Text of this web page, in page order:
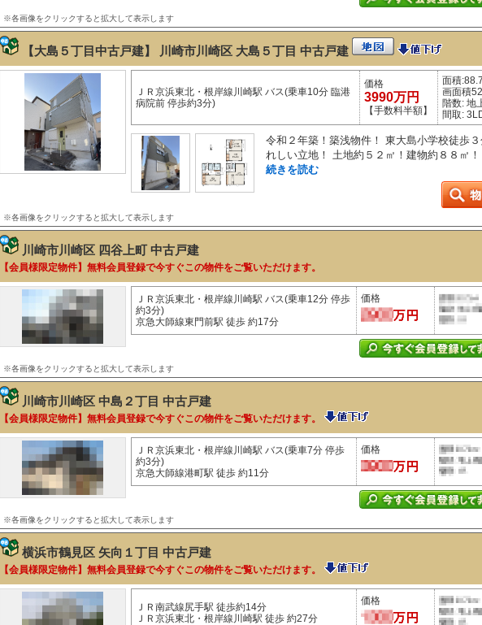
※各画像をクリックすると拡大して表示します
【大島５丁目中古戸建】 川崎市川崎区 大島５丁目 中古戸建
ＪＲ京浜東北・根岸線川崎駅 バス(乗車10分 臨港
病院前 停歩約3分)
価格
3990万円
【手数料半額】
面積
画面積
階数: 地
間取:
令和２年築！築浅物件！ 東大島小学校徒歩
れしい立地！ 土地約５２㎡！建物約８８㎡
続きを読む
※各画像をクリックすると拡大して表示します
川崎市川崎区 四谷上町 中古戸建
【会員様限定物件】無料会員登録で今すぐこの物件をご覧いただけます。
ＪＲ京浜東北・根岸線川崎駅 バス(乗車12分 停歩
約3分)
京急大師線東門前駅 徒歩 約17分
価格
※各画像をクリックすると拡大して表示します
川崎市川崎区 中島２丁目 中古戸建
【会員様限定物件】無料会員登録で今すぐこの物件をご覧いただけます。
ＪＲ京浜東北・根岸線川崎駅 バス(乗車7分 停歩
約3分)
京急大師線港町駅 徒歩 約11分
価格
※各画像をクリックすると拡大して表示します
横浜市鶴見区 矢向１丁目 中古戸建
【会員様限定物件】無料会員登録で今すぐこの物件をご覧いただけます。
ＪＲ南武線尻手駅 徒歩約14分
ＪＲ京浜東北・根岸線川崎駅 徒歩 約27分
価格